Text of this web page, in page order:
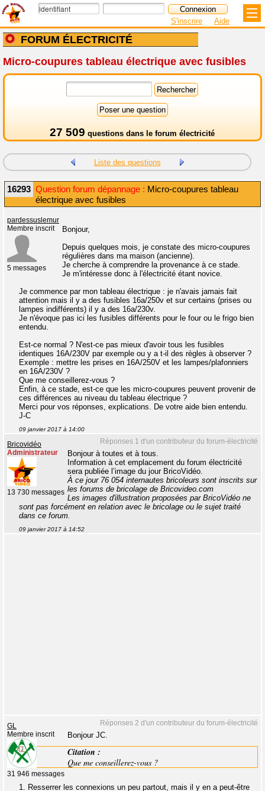
FORUM ÉLECTRICITÉ
S'inscrire Aide
Micro-coupures tableau électrique avec fusibles
27 509 questions dans le forum électricité
Liste des questions
16293 Question forum dépannage : Micro-coupures tableau
électrique avec fusibles
pardessuslemur
Membre inscrit
5 messages
Bonjour,
Depuis quelques mois, je constate des micro-coupures
régulières dans ma maison (ancienne).
Je cherche à comprendre la provenance à ce stade.
Je m'intéresse donc à l'électricité étant novice.
Je commence par mon tableau électrique : je n'avais jamais fait
attention mais il y a des fusibles 16a/250v et sur certains (prises ou
lampes indifférents) il y a des 16a/230v.
Je n'évoque pas ici les fusibles différents pour le four ou le frigo bien
entendu.
Est-ce normal ? N'est-ce pas mieux d'avoir tous les fusibles
identiques 16A/230V par exemple ou y a t-il des règles à observer ?
Exemple : mettre les prises en 16A/250V et les lampes/plafonniers
en 16A/230V ?
Que me conseillerez-vous ?
Enfin, à ce stade, est-ce que les micro-coupures peuvent provenir de
ces différences au niveau du tableau électrique ?
Merci pour vos réponses, explications. De votre aide bien entendu.
J-C
09 janvier 2017 à 14:00
Réponses 1 d'un contributeur du forum-électricité
Bricovidéo
Administrateur
13 730 messages
Bonjour à toutes et à tous.
Information à cet emplacement du forum électricité
sera publiée l’image du jour BricoVidéo.
À ce jour 76 054 internautes bricoleurs sont inscrits sur
les forums de bricolage de Bricovideo.com
Les images d'illustration proposées par BricoVidéo ne
sont pas forcément en relation avec le bricolage ou le sujet traité
dans ce forum.
09 janvier 2017 à 14:52
Réponses 2 d'un contributeur du forum-électricité
GL
Membre inscrit
31 946 messages
Bonjour JC.
Citation :
Que me conseillerez-vous ?
1. Resserrer les connexions un peu partout, mais il y en a peut-être